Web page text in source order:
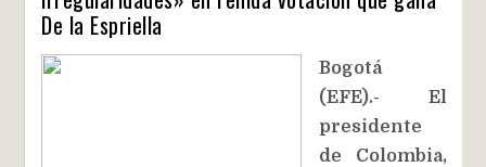
De la Espriella
Bogotá
(EFE).- El
presidente
de Colombia,